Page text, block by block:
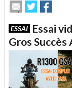
Envoyer
cet
à
un
ami
Partager
sur
sur
ESSAI Essai
Gros